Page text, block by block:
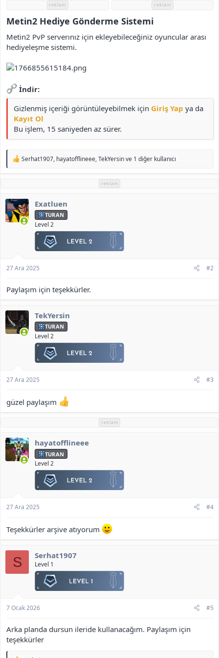
i
reklam reklam
Metin2 Hediye Gönderme Sistemi​
Metin2 PvP serverınız için ekleyebileceğiniz oyuncular arası
hediyeleşme sistemi.
İndir:
Gizlenmiş içeriği görüntüleyebilmek için Giriş Yap ya da
Kayıt Ol
Bu işlem, 15 saniyeden az sürer.
T
p
l
e
r
:
Serhat1907, hayatofflineee,TekYersinve 1 diğer kullanıcı
reklam
Exatluen
TURAN
Level 2
27 Ara 2025 #2
Paylaşım için teşekkürler.
TekYersin
TURAN
Level 2
27 Ara 2025 #3
güzel paylaşım
reklam
hayatofflineee
TURAN
Level 2
27 Ara 2025 #4
Teşekkürler arşive atıyorum
S Serhat1907
Level 1
7 Ocak 2026 #5
Arka planda dursun ileride kullanacağım. Paylaşım için
teşekkürler